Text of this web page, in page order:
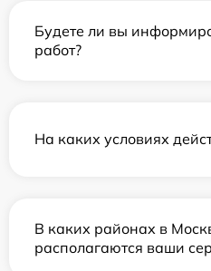
Будете ли вы
работ?
На каких условиях
В каких районах в
располагаются ваши